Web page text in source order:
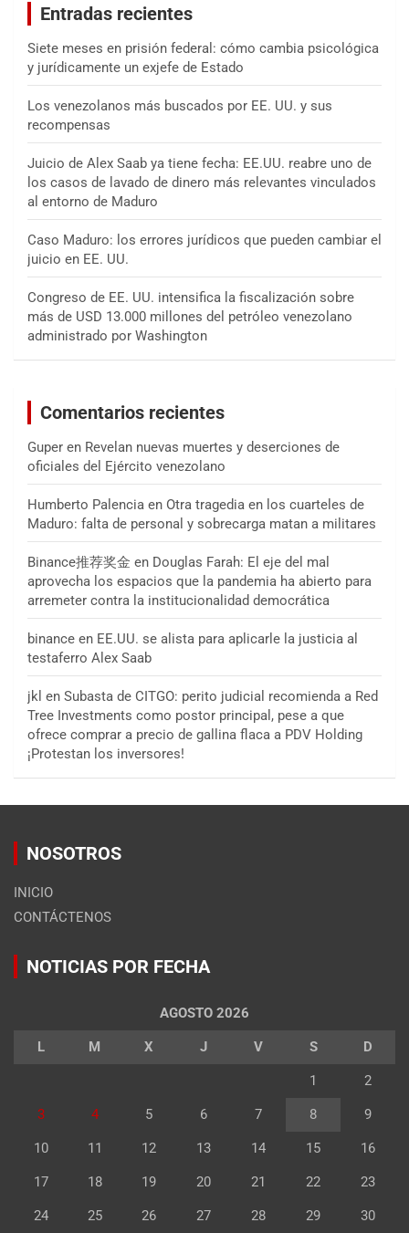
Entradas recientes
Siete meses en prisión federal: cómo cambia psicológica
y jurídicamente un exjefe de Estado
Los venezolanos más buscados por EE. UU. y sus
recompensas
Juicio de Alex Saab ya tiene fecha: EE.UU. reabre uno de
los casos de lavado de dinero más relevantes vinculados
al entorno de Maduro
Caso Maduro: los errores jurídicos que pueden cambiar el
juicio en EE. UU.
Congreso de EE. UU. intensifica la fiscalización sobre
más de USD 13.000 millones del petróleo venezolano
administrado por Washington
Comentarios recientes
Guper en Revelan nuevas muertes y deserciones de
oficiales del Ejército venezolano
Humberto Palencia en Otra tragedia en los cuarteles de
Maduro: falta de personal y sobrecarga matan a militares
Binance推荐奖金 en Douglas Farah: El eje del mal
aprovecha los espacios que la pandemia ha abierto para
arremeter contra la institucionalidad democrática
binance en EE.UU. se alista para aplicarle la justicia al
testaferro Alex Saab
jkl en Subasta de CITGO: perito judicial recomienda a Red
Tree Investments como postor principal, pese a que
ofrece comprar a precio de gallina flaca a PDV Holding
¡Protestan los inversores!
NOSOTROS
INICIO
CONTÁCTENOS
NOTICIAS POR FECHA
AGOSTO 2026
L M X J V S D
1 2
3 4 5 6 7 8 9
10 11 12 13 14 15 16
17 18 19 20 21 22 23
24 25 26 27 28 29 30